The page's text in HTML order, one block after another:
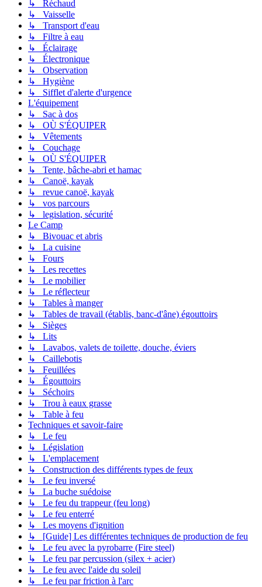
↳ Réchaud
↳ Vaisselle
↳ Transport d'eau
↳ Filtre à eau
↳ Éclairage
↳ Électronique
↳ Observation
↳ Hygiène
↳ Sifflet d'alerte d'urgence
L'équipement
↳ Sac à dos
↳ OÙ S'ÉQUIPER
↳ Vêtements
↳ Couchage
↳ OÙ S'ÉQUIPER
↳ Tente, bâche-abri et hamac
↳ Canoë, kayak
↳ revue canoë, kayak
↳ vos parcours
↳ legislation, sécurité
Le Camp
↳ Bivouac et abris
↳ La cuisine
↳ Fours
↳ Les recettes
↳ Le mobilier
↳ Le réflecteur
↳ Tables à manger
↳ Tables de travail (établis, banc-d'âne) égouttoirs
↳ Sièges
↳ Lits
↳ Lavabos, valets de toilette, douche, éviers
↳ Caillebotis
↳ Feuillées
↳ Égouttoirs
↳ Séchoirs
↳ Trou à eaux grasse
↳ Table à feu
Techniques et savoir-faire
↳ Le feu
↳ Législation
↳ L'emplacement
↳ Construction des différents types de feux
↳ Le feu inversé
↳ La buche suédoise
↳ Le feu du trappeur (feu long)
↳ Le feu enterré
↳ Les moyens d'ignition
↳ [Guide] Les différentes techniques de production de feu
↳ Le feu avec la pyrobarre (Fire steel)
↳ Le feu par percussion (silex + acier)
↳ Le feu avec l'aide du soleil
↳ Le feu par friction à l'arc